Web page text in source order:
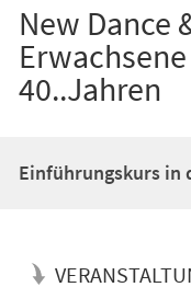
New Dance
40..Jahren
Einführungskurs in